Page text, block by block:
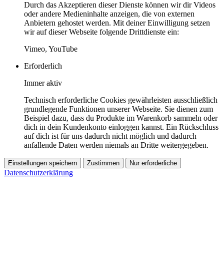
Durch das Akzeptieren dieser Dienste können wir dir Videos
oder andere Medieninhalte anzeigen, die von externen
Anbietern gehostet werden. Mit deiner Einwilligung setzen
wir auf dieser Webseite folgende Drittdienste ein:
Vimeo, YouTube
Erforderlich
Immer aktiv
Technisch erforderliche Cookies gewährleisten ausschließlich
grundlegende Funktionen unserer Webseite. Sie dienen zum
Beispiel dazu, dass du Produkte im Warenkorb sammeln oder
dich in dein Kundenkonto einloggen kannst. Ein Rückschluss
auf dich ist für uns dadurch nicht möglich und dadurch
anfallende Daten werden niemals an Dritte weitergegeben.
Einstellungen speichern Zustimmen Nur erforderliche
Datenschutzerklärung